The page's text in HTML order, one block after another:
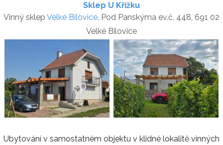
Sklep U Křížku
Vinný sklep Velké Bílovice, Pod Panskýma ev.č. 448, 691 02
Velké Bílovice
Ubytování v samostatném objektu v klidné lokalitě vinných